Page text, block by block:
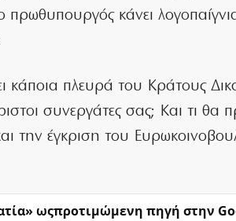
πρωθυπουργός κάνει
κάποια πλευρά του Κράτους
συνεργάτες σας; Και τι θα
την έγκριση του
ωςπροτιμώμενη πηγή στην